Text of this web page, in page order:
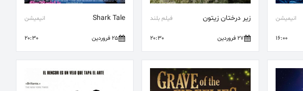
انیمیشن
16:00
زیر درختان زیتون فیلم بلند
27 فروردین 20:30
Shark Tale انیمیشن
25 فروردین 20:30